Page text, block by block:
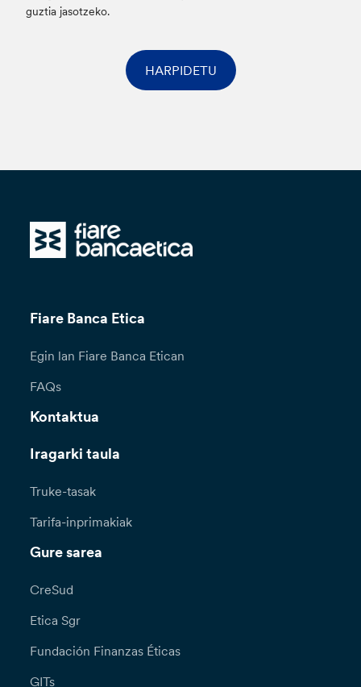
guztia jasotzeko.
HARPIDETU
Fiare Banca Etica
Egin lan Fiare Banca Etican
FAQs
Kontaktua
Iragarki taula
Truke-tasak
Tarifa-inprimakiak
Gure sarea
CreSud
Etica Sgr
Fundación Finanzas Éticas
GITs